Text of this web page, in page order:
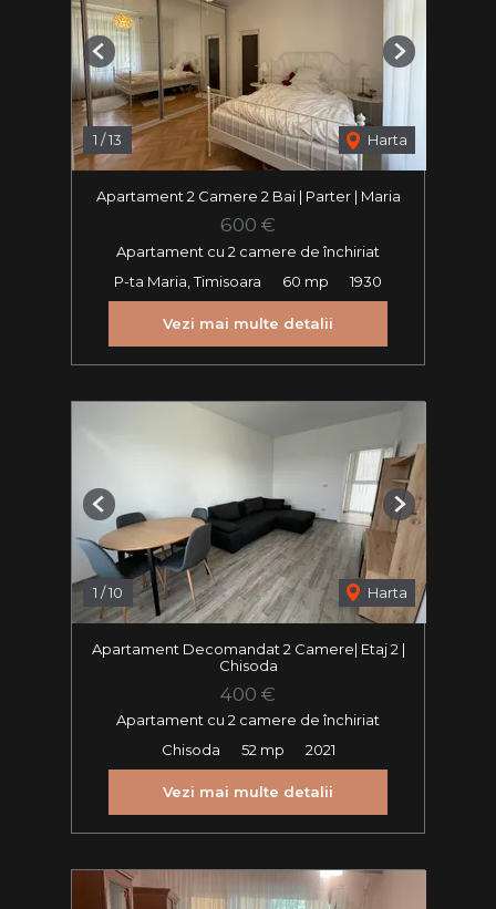
1 /13 Harta
Previous Next
Apartament 2 Camere 2 Bai | Parter | Maria
600 €
Apartament cu 2 camere de închiriat
P-ta Maria, Timisoara
60 mp 1930
Vezi mai multe detalii
1 /10 Harta
Previous Next
Apartament Decomandat 2 Camere| Etaj 2 |
Chisoda
400 €
Apartament cu 2 camere de închiriat
Chisoda
52 mp 2021
Vezi mai multe detalii